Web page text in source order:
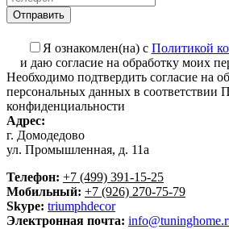
Я ознакомлен(на) с Политикой
и даю согласие на обработку моих
Необходимо подтвердить согласие на
персональных данных в соответствии Политикой
конфиденциальности
Адрес:
г. Домодедово
ул. Промышленная, д. 11а
Телефон: +7 (499) 391-15-25
Мобильный: +7 (926) 270-75-79
Skype: triumphdecor
Электронная почта: